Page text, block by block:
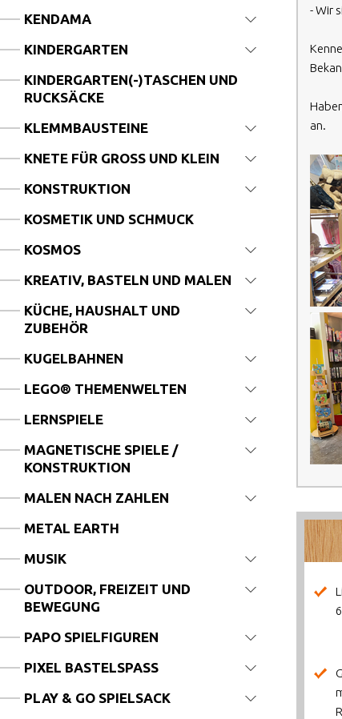
KENDAMA
KINDERGARTEN
KINDERGARTEN(-)TASCHEN UND
RUCKSÄCKE
KLEMMBAUSTEINE
KNETE FÜR GROSS UND KLEIN
KONSTRUKTION
KOSMETIK UND SCHMUCK
KOSMOS
KREATIV, BASTELN UND MALEN
KÜCHE, HAUSHALT UND
ZUBEHÖR
KUGELBAHNEN
LEGO® THEMENWELTEN
LERNSPIELE
MAGNETISCHE SPIELE /
KONSTRUKTION
MALEN NACH ZAHLEN
METAL EARTH
MUSIK
OUTDOOR, FREIZEIT UND
BEWEGUNG
PAPO SPIELFIGUREN
PIXEL BASTELSPASS
PLAY & GO SPIELSACK
- Wir
an.